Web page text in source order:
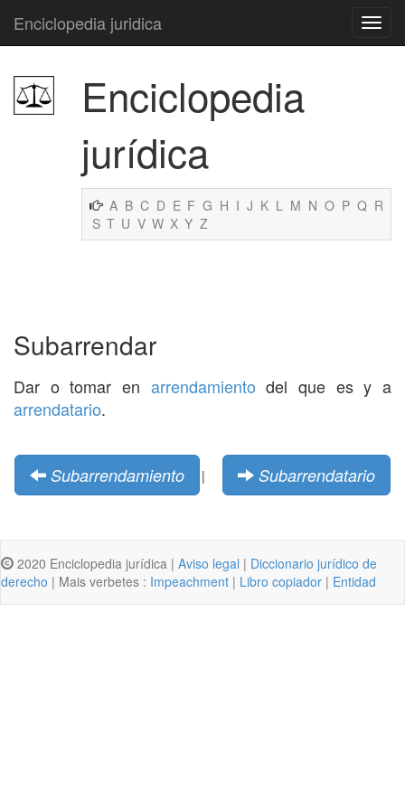
Enciclopedia juridica
Enciclopedia
jurídica
A B C D E F G H I J K L M N O P Q R
S T U V W X Y Z
Subarrendar
Dar o tomar en arrendamiento del que es y a
arrendatario.
Subarrendamiento | Subarrendatario
2020 Enciclopedia jurídica | Aviso legal | Diccionario jurídico de
derecho | Mais verbetes : Impeachment | Libro copiador | Entidad